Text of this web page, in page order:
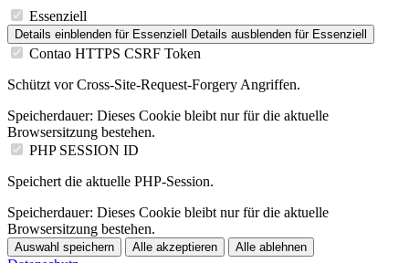
Essenziell
Details einblenden für Essenziell Details ausblenden für Essenziell
Contao HTTPS CSRF Token
Schützt vor Cross-Site-Request-Forgery Angriffen.
Speicherdauer: Dieses Cookie bleibt nur für die aktuelle
Browsersitzung bestehen.
PHP SESSION ID
Speichert die aktuelle PHP-Session.
Speicherdauer: Dieses Cookie bleibt nur für die aktuelle
Browsersitzung bestehen.
Auswahl speichern Alle akzeptieren Alle ablehnen